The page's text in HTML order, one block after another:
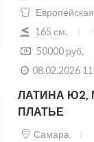
165 см.
50000 руб.
08.02.2026
ЛАТИНА Ю2,
ПЛАТЬЕ
Самара